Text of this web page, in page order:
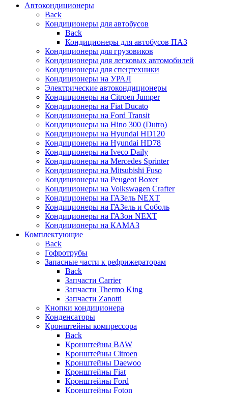
Автокондиционеры
Back
Кондиционеры для автобусов
Back
Кондиционеры для автобусов ПАЗ
Кондиционеры для грузовиков
Кондиционеры для легковых автомобилей
Кондиционеры для спецтехники
Кондиционеры на УРАЛ
Электрические автокондиционеры
Кондиционеры на Citroen Jumper
Кондиционеры на Fiat Ducato
Кондиционеры на Ford Transit
Кондиционеры на Hino 300 (Dutro)
Кондиционеры на Hyundai HD120
Кондиционеры на Hyundai HD78
Кондиционеры на Iveco Daily
Кондиционеры на Mercedes Sprinter
Кондиционеры на Mitsubishi Fuso
Кондиционеры на Peugeot Boxer
Кондиционеры на Volkswagen Crafter
Кондиционеры на ГАЗель NEXT
Кондиционеры на ГАЗель и Соболь
Кондиционеры на ГАЗон NEXT
Кондиционеры на КАМАЗ
Комплектующие
Back
Гофротрубы
Запасные части к рефрижераторам
Back
Запчасти Carrier
Запчасти Thermo King
Запчасти Zanotti
Кнопки кондиционера
Конденсаторы
Кронштейны компрессора
Back
Кронштейны BAW
Кронштейны Citroen
Кронштейны Daewoo
Кронштейны Fiat
Кронштейны Ford
Кронштейны Foton